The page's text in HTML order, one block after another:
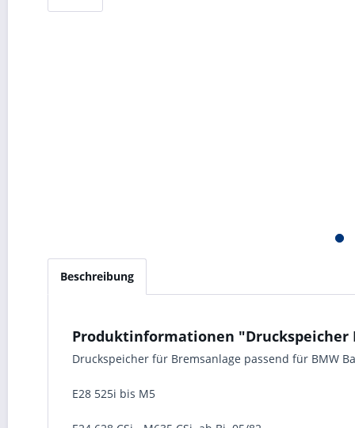
Beschreibung
Produktinformationen "Druckspeicher
Druckspeicher für Bremsanlage passend für BMW
E28 525i bis M5